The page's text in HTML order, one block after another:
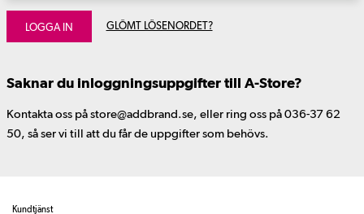
LOGGA IN GLÖMT LÖSENORDET?
Saknar du inloggningsuppgifter till A-Store?
Kontakta oss på store@addbrand.se, eller ring oss på 036-37 62
50, så ser vi till att du får de uppgifter som behövs.
Kundtjänst